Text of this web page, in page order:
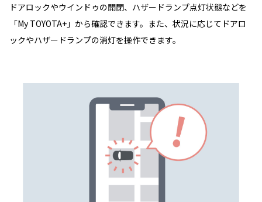
ドアロックやウインドゥの開閉、ハザードランプ点灯状態などを
「My TOYOTA+」から確認できます。また、状況に応じてドアロ
ックやハザードランプの消灯を操作できます。